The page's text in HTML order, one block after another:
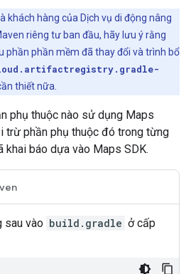
khách hàng của Dịch vụ di động nâng
riêng tư ban đầu, hãy lưu ý rằng
phần phần mềm đã thay đổi và trình bổ
thiết nữa.
phụ thuộc nào sử dụng Maps
trừ phần phụ thuộc đó trong từng
khai báo dựa vào Maps SDK.
sau vào build.gradle ở cấp